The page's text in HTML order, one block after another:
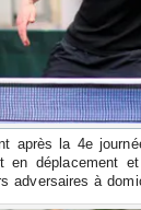
après la 4e
en déplacement
adversaires à